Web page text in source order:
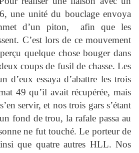
une unité du bouclage envoya
d’un piton,
afin que les
C’est lors de ce mouvement
quelque chose bouger dans
coups de fusil de chasse. Les
d’eux essaya d’abattre les trois
49 qu’il avait récupérée, mais
servir, et nos trois gars s’étant
fond de trou, la rafale passa au
ne fut touché. Le porteur de
que quatre autres HLL. Nos